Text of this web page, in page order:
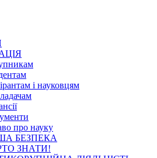
і науковцям
про науку
БЕЗПЕКА
ЗНАТИ!